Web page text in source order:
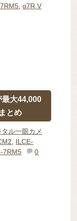
,α7R V
大44,000
とめ
ル一眼カメ
ILCE-
7RM5
0